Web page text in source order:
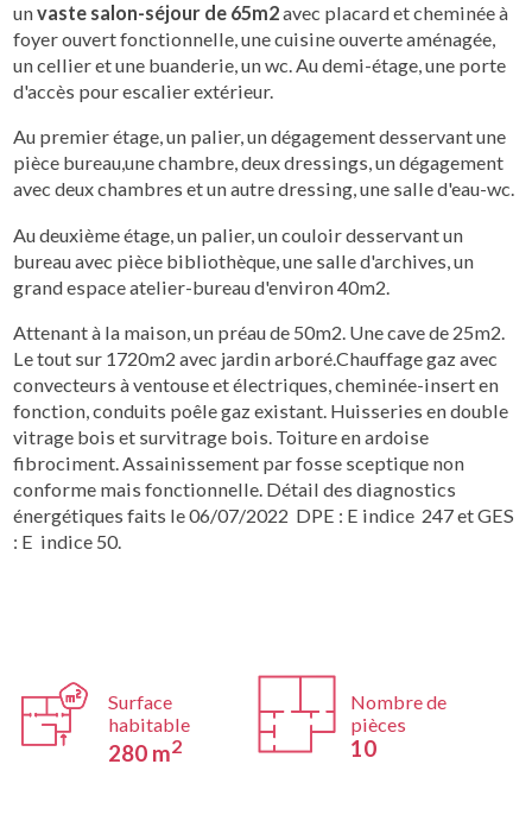
unvaste salon-séjour de 65m2avec placard et cheminée à
foyer ouvert fonctionnelle, une cuisine ouverte aménagée,
un cellier et une buanderie, un wc. Au demi-étage, une porte
d'accès pour escalier extérieur.
Au premier étage, un palier, un dégagement desservant une
pièce bureau,une chambre, deux dressings, un dégagement
avec deux chambres et un autre dressing, une salle d'eau-wc.
Au deuxième étage, un palier, un couloir desservant un
bureau avec pièce bibliothèque, une salle d'archives, un
grand espace atelier-bureau d'environ 40m2.
Attenant à la maison, un préau de 50m2. Une cave de 25m2.
Le tout sur 1720m2 avec jardin arboré.Chauffage gaz avec
convecteurs à ventouse et électriques, cheminée-insert en
fonction, conduits poêle gaz existant. Huisseries en double
vitrage bois et survitrage bois. Toiture en ardoise
fibrociment. Assainissement par fosse sceptique non
conforme mais fonctionnelle. Détail des diagnostics
énergétiques faits le 06/07/2022 DPE : E indice 247 et GES
: E indice 50.
Surface
habitable
280 m2
Nombre de
pièces
10